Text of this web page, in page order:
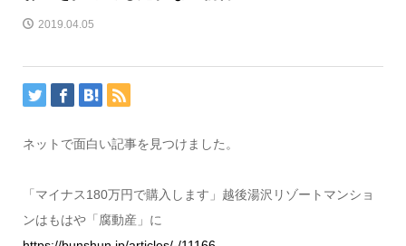
2019.04.05
ネットで面白い記事を見つけました。
「マイナス180万円で購入します」越後湯沢リゾートマンショ
ンはもはや「腐動産」に